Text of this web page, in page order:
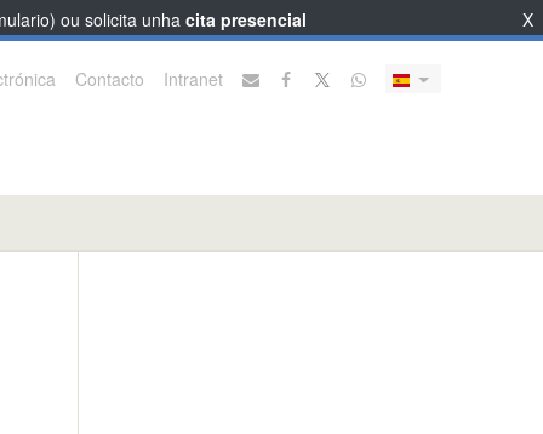
Contacto Intranet
ou solicita unha cita presencial X